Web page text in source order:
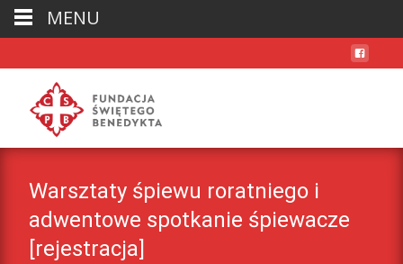
Warsztaty śpiewu roratniego i
adwentowe spotkanie śpiewacze
[rejestracja]
MENU